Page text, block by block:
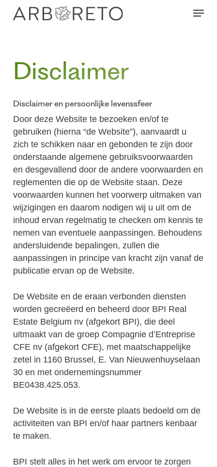
Menu
Disclaimer
Disclaimer en persoonlijke levenssfeer
Door deze Website te bezoeken en/of te
gebruiken (hierna “de Website”), aanvaardt u
zich te schikken naar en gebonden te zijn door
onderstaande algemene gebruiksvoorwaarden
en desgevallend door de andere voorwaarden en
reglementen die op de Website staan. Deze
voorwaarden kunnen het voorwerp uitmaken van
wijzigingen en daarom nodigen wij u uit om de
inhoud ervan regelmatig te checken om kennis te
nemen van eventuele aanpassingen. Behoudens
andersluidende bepalingen, zullen die
aanpassingen in principe van kracht zijn vanaf de
publicatie ervan op de Website.
De Website en de eraan verbonden diensten
worden gecreëerd en beheerd door BPI Real
Estate Belgium nv (afgekort BPI), die deel
uitmaakt van de groep Compagnie d’Entreprise
CFE nv (afgekort CFE), met maatschappelijke
zetel in 1160 Brussel, E. Van Nieuwenhuyselaan
30 en met ondernemingsnummer
BE0438.425.053.
De Website is in de eerste plaats bedoeld om de
activiteiten van BPI en/of haar partners kenbaar
te maken.
BPI stelt alles in het werk om ervoor te zorgen